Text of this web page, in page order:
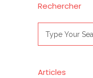
Rechercher
for:
Articles